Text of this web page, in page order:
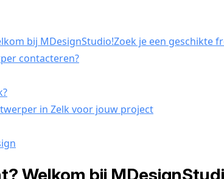
bij MDesignStudio!Zoek je een geschikte
contacteren?
in Zelk voor jouw project
Welkom bij